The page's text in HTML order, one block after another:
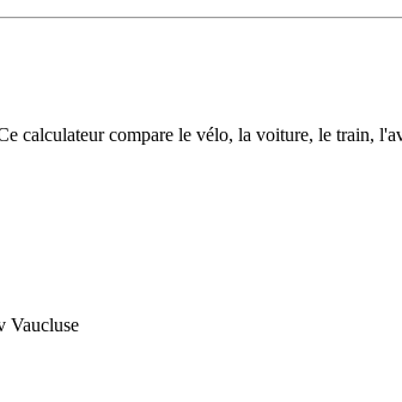
calculateur compare le vélo, la voiture, le train,
Vaucluse